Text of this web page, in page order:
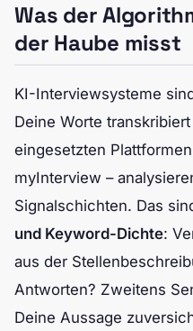
Was der
der Haube misst
KI-Interviewsysteme
Deine Worte
eingesetzten
myInterview –
Signalschichten. Das
und Keyword-Dichte:
aus der
Antworten? Zweitens
Deine Aussage